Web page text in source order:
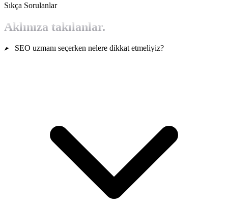
Sıkça Sorulanlar
Aklınıza takılanlar.
SEO uzmanı seçerken nelere dikkat etmeliyiz?